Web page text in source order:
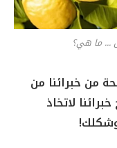
... ما هي؟
من خبرائنا من
لاتخاذ